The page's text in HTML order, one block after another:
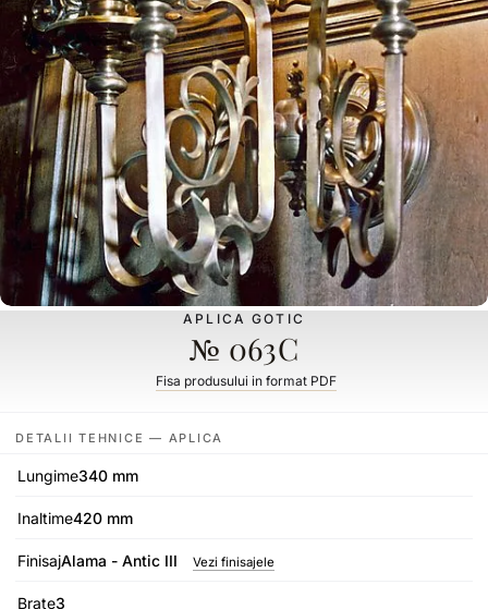
APLICA GOTIC
№ 063C
Fisa produsului in format PDF
DETALII TEHNICE — APLICA
Lungime340 mm
Inaltime420 mm
FinisajAlama - Antic III Vezi finisajele
Brate3